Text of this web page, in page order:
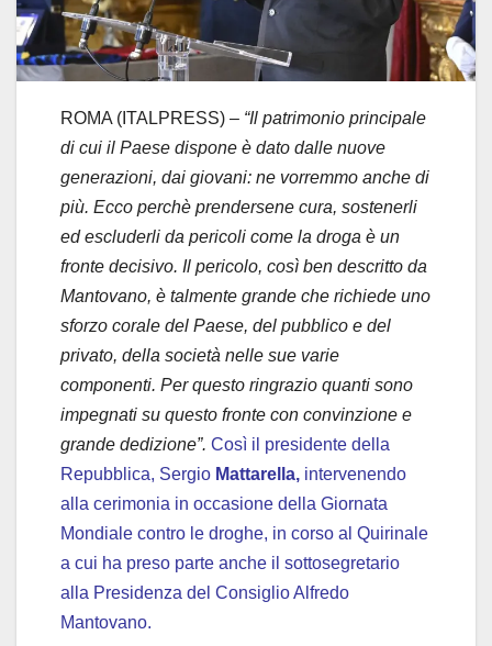
ROMA (ITALPRESS) – “Il patrimonio principale
di cui il Paese dispone è dato dalle nuove
generazioni, dai giovani: ne vorremmo anche di
più. Ecco perchè prendersene cura, sostenerli
ed escluderli da pericoli come la droga è un
fronte decisivo. Il pericolo, così ben descritto da
Mantovano, è talmente grande che richiede uno
sforzo corale del Paese, del pubblico e del
privato, della società nelle sue varie
componenti. Per questo ringrazio quanti sono
impegnati su questo fronte con convinzione e
grande dedizione”. Così il presidente della
Repubblica, Sergio Mattarella, intervenendo
alla cerimonia in occasione della Giornata
Mondiale contro le droghe, in corso al Quirinale
a cui ha preso parte anche il sottosegretario
alla Presidenza del Consiglio Alfredo
Mantovano.